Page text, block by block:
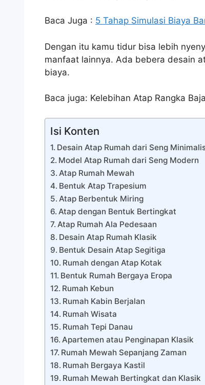
Baca Juga : 5 Tahap Simulasi Biaya
Dengan itu kamu tidur bisa lebih
manfaat lainnya. Ada bebera desain
biaya.
Baca juga: Kelebihan Atap Rangka
Isi Konten
Desain Atap Rumah dari Seng
Model Atap Rumah dari Seng Modern
Atap Rumah Mewah
Bentuk Atap Trapesium
Atap Berbentuk Miring
Atap dengan Bentuk Bertingkat
Atap Rumah Ala Pedesaan
Desain Atap Rumah Klasik
Bentuk Desain Atap Segitiga
Rumah dengan Atap Kotak
Bentuk Rumah Bergaya Eropa
Rumah Kebun
Rumah Kabin Berjalan
Rumah Wisata
Rumah Tepi Danau
Apartemen atau Penginapan Klasik
Rumah Mewah Sepanjang Zaman
Rumah Bergaya Kastil
Rumah Mewah Bertingkat dan Klasik